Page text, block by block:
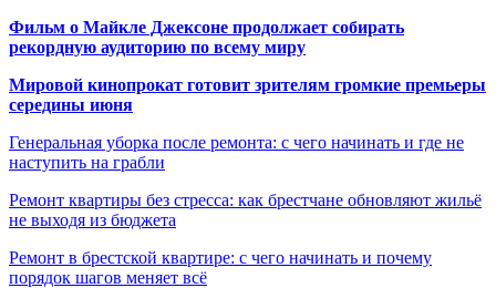
Фильм о Майкле Джексоне продолжает собирать
рекордную аудиторию по всему миру
Мировой кинопрокат готовит зрителям громкие премьеры
середины июня
Генеральная уборка после ремонта: с чего начинать и где не
наступить на грабли
Ремонт квартиры без стресса: как брестчане обновляют жильё
не выходя из бюджета
Ремонт в брестской квартире: с чего начинать и почему
порядок шагов меняет всё